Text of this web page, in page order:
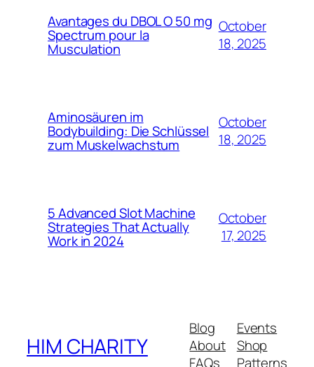
Avantages du DBOL O 50 mg
Spectrum pour la
Musculation
October
18, 2025
Aminosäuren im
Bodybuilding: Die Schlüssel
zum Muskelwachstum
October
18, 2025
5 Advanced Slot Machine
Strategies That Actually
Work in 2024
October
17, 2025
HIM CHARITY
Blog
About
FAQs
Events
Shop
Patterns